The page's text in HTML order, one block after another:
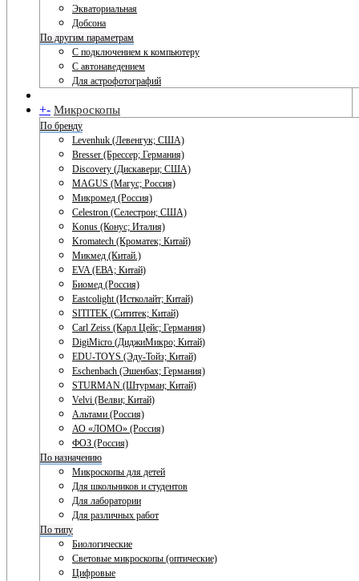
Экваториальная
Добсона
По другим параметрам
С подключением к компьютеру
С автонаведением
Для астрофотографий
+- Микроскопы
По бренду
Levenhuk (Левенгук; США)
Bresser (Брессер; Германия)
Discovery (Дискавери; США)
MAGUS (Магус; Россия)
Микромед (Россия)
Celestron (Селестрон; США)
Konus (Конус; Италия)
Kromatech (Кроматек; Китай)
Микмед (Китай.)
EVA (ЕВА; Китай)
Биомед (Россия)
Eastcolight (Истколайт; Китай)
SITITEK (Сититек; Китай)
Carl Zeiss (Карл Цейс; Германия)
DigiMicro (ДиджиМикро; Китай)
EDU-TOYS (Эду-Тойз; Китай)
Eschenbach (Эшенбах; Германия)
STURMAN (Штурман; Китай)
Velvi (Велви; Китай)
Альтами (Россия)
АО «ЛОМО» (Россия)
ФОЗ (Россия)
По назначению
Микроскопы для детей
Для школьников и студентов
Для лаборатории
Для различных работ
По типу
Биологические
Световые микроскопы (оптические)
Цифровые